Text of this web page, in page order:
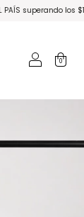
superando los
0